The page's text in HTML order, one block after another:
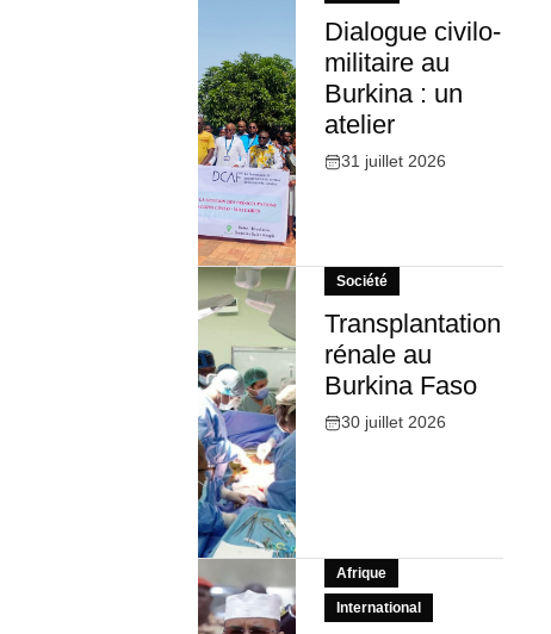
Dialogue civilo-
militaire au
Burkina : un
atelier
31 juillet 2026
Société
Transplantation
rénale au
Burkina Faso
30 juillet 2026
Afrique
International